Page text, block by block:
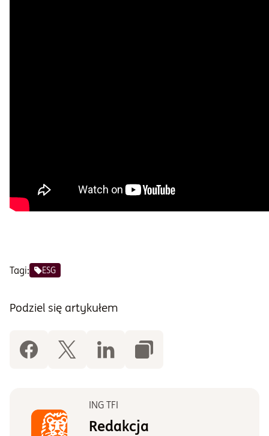
Tagi: ESG
Podziel się artykułem
ING TFI
Redakcja